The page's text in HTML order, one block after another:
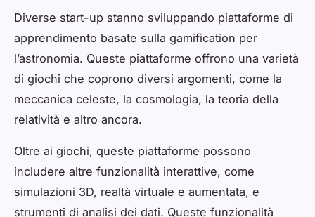
Diverse start-up stanno sviluppando piattaforme di
apprendimento basate sulla gamification per
l’astronomia. Queste piattaforme offrono una varietà
di giochi che coprono diversi argomenti, come la
meccanica celeste, la cosmologia, la teoria della
relatività e altro ancora.
Oltre ai giochi, queste piattaforme possono
includere altre funzionalità interattive, come
simulazioni 3D, realtà virtuale e aumentata, e
strumenti di analisi dei dati. Queste funzionalità